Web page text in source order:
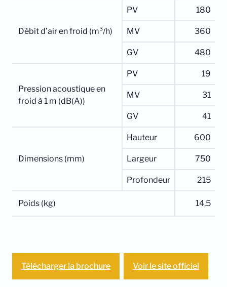
Débit d’air en froid (m³/h)
PV 180
MV 360
GV 480
Pression acoustique en
froid à 1 m (dB(A))
PV 19
MV 31
GV 41
Dimensions (mm)
Hauteur 600
Largeur 750
Profondeur 215
Poids (kg) 14,5
Télécharger la brochure Voir le site officiel